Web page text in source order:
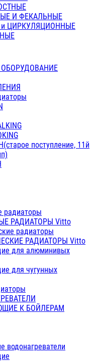
И ФЕКАЛЬНЫЕ
ЦИРКУЛЯЦИОННЫЕ
поступление, 11й
радиаторы
РАДИАТОРЫ Vitto
радиаторы
РАДИАТОРЫ Vitto
для алюминивых
для чугунных
К БОЙЛЕРАМ
водонагреватели